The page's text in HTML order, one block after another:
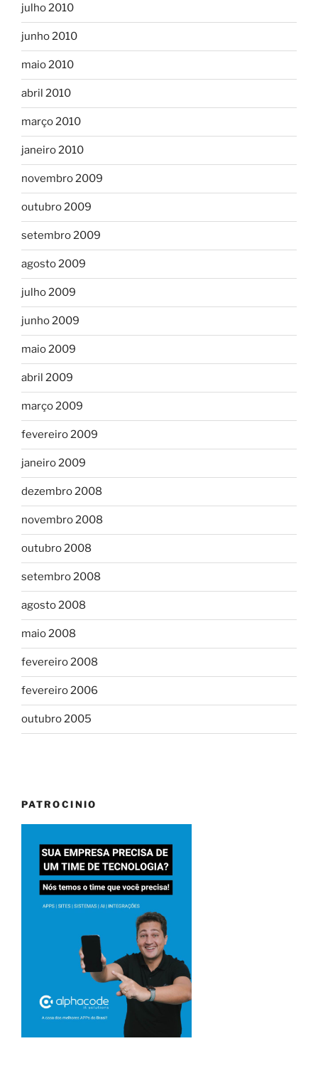
julho 2010
junho 2010
maio 2010
abril 2010
março 2010
janeiro 2010
novembro 2009
outubro 2009
setembro 2009
agosto 2009
julho 2009
junho 2009
maio 2009
abril 2009
março 2009
fevereiro 2009
janeiro 2009
dezembro 2008
novembro 2008
outubro 2008
setembro 2008
agosto 2008
maio 2008
fevereiro 2008
fevereiro 2006
outubro 2005
PATROCINIO